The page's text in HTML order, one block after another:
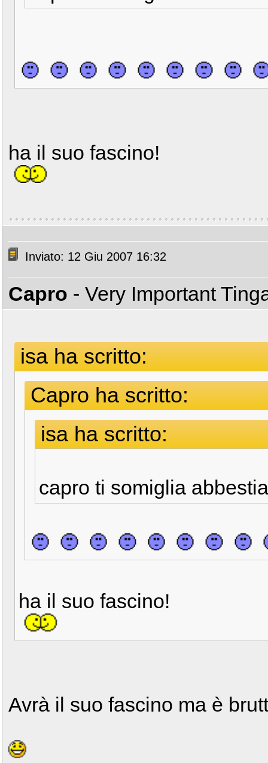
ha il suo fascino!
Inviato: 12 Giu 2007 16:32
Capro - Very Important
isa ha scritto:
Capro ha scritto:
isa ha scritto:
capro ti somiglia
ha il suo fascino!
Avrà il suo fascino ma è